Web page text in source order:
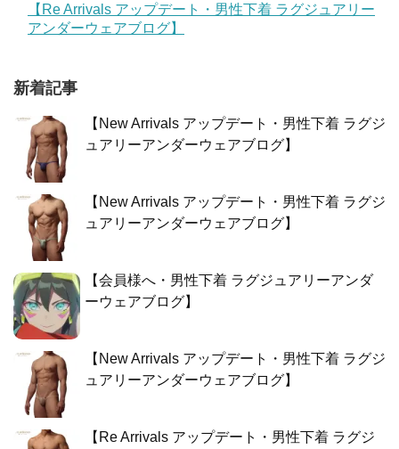
【Re Arrivals アップデート・男性下着 ラグジュアリー
アンダーウェアブログ】
新着記事
【New Arrivals アップデート・男性下着 ラグジ
ュアリーアンダーウェアブログ】
【New Arrivals アップデート・男性下着 ラグジ
ュアリーアンダーウェアブログ】
【会員様へ・男性下着 ラグジュアリーアンダ
ーウェアブログ】
【New Arrivals アップデート・男性下着 ラグジ
ュアリーアンダーウェアブログ】
【Re Arrivals アップデート・男性下着 ラグジ